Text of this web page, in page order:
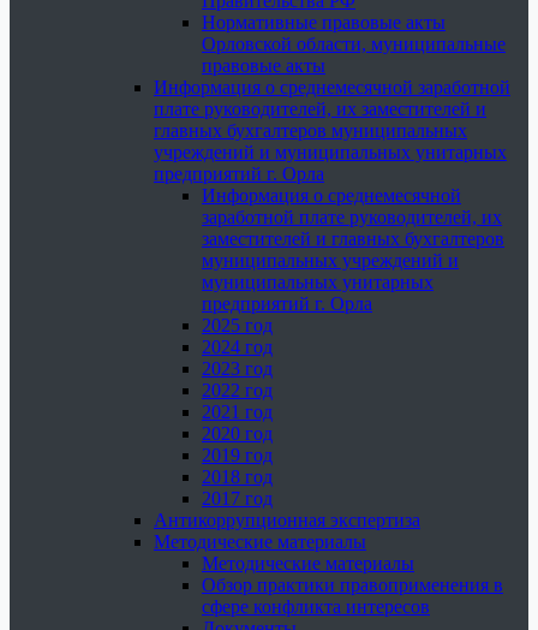
Нормативные правовые акты
Орловской области, муниципальные
правовые акты
Информация о среднемесячной заработной
плате руководителей, их заместителей и
главных бухгалтеров муниципальных
учреждений и муниципальных унитарных
предприятий г. Орла
Информация о среднемесячной
заработной плате руководителей, их
заместителей и главных бухгалтеров
муниципальных учреждений и
муниципальных унитарных
предприятий г. Орла
2025 год
2024 год
2023 год
2022 год
2021 год
2020 год
2019 год
2018 год
2017 год
Антикоррупционная экспертиза
Методические материалы
Методические материалы
Обзор практики правоприменения в
сфере конфликта интересов